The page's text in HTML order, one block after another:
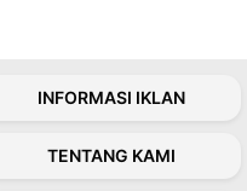
INFORMASI IKLAN
TENTANG KAMI